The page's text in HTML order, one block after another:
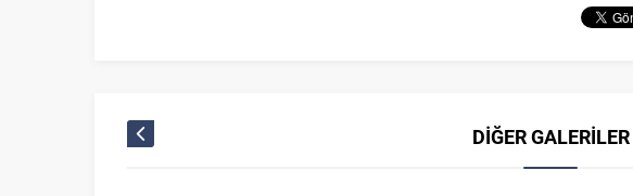
DİĞER GALERİLER